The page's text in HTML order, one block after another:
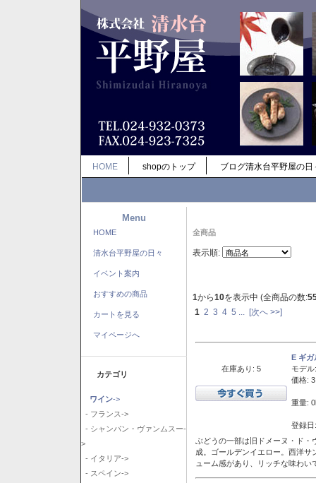
HOME shopのトップ ブログ清水台平野屋の日
Menu
HOME
清水台平野屋の日々
イベント案内
おすすめの商品
カートを見る
マイページへ
カテゴリ
ワイン->
- フランス->
- シャンパン・ヴァンムスー-
>
- イタリア->
- スペイン->
全商品
表示順:
1から10を表示中 (全商品の数:
1 2 3 4 5 [次へ >>]
在庫あり: 5
E ギ
モデル:
価格:
重量:
登録
ぶどうの一部は旧ドメーヌ・ド・
成。ゴールデンイエロー。西洋
ューム感があり、リッチな味わい